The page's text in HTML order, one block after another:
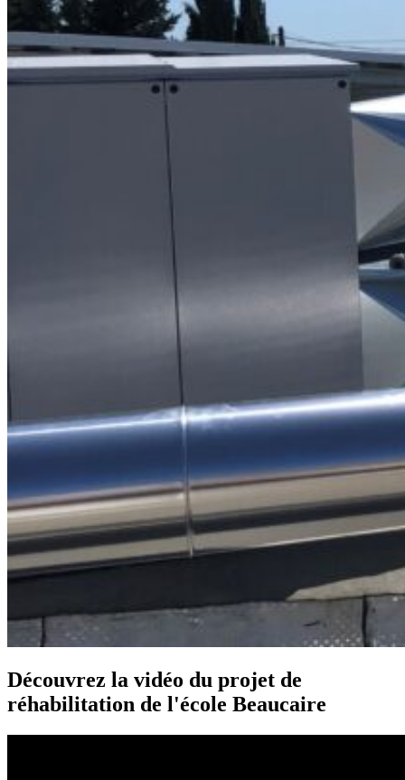
Découvrez la vidéo du projet de
réhabilitation de l'école Beaucaire